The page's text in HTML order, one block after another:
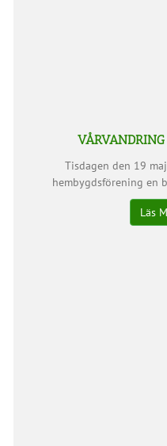
Tisdagen den 19
hembygdsförening en
Läs